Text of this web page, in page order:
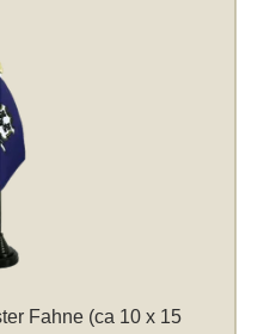
Fahne (ca 10 x 15